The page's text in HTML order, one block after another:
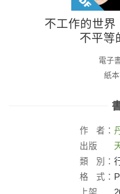
不工作的世界
不平等
電子
紙
作 者：
出版
社：
類
別：
格
式：
上架